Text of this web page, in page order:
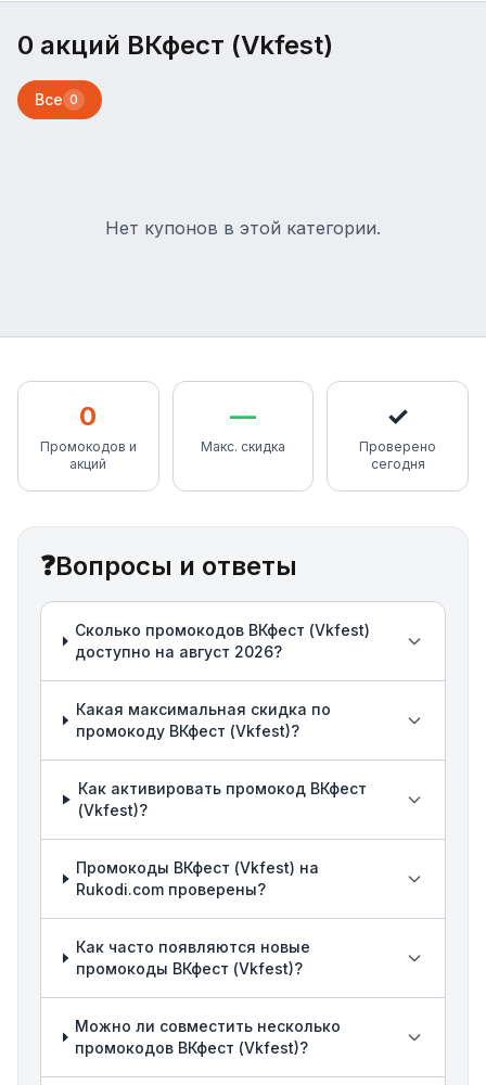
0 акций ВКфест (Vkfest)
Все 0
Нет купонов в этой категории.
0
Промокодов и
акций
—
Макс. скидка
✓
Проверено
сегодня
❓Вопросы и ответы
Сколько промокодов ВКфест (Vkfest)
доступно на август 2026?
Какая максимальная скидка по
промокоду ВКфест (Vkfest)?
Как активировать промокод ВКфест
(Vkfest)?
Промокоды ВКфест (Vkfest) на
Rukodi.com проверены?
Как часто появляются новые
промокоды ВКфест (Vkfest)?
Можно ли совместить несколько
промокодов ВКфест (Vkfest)?